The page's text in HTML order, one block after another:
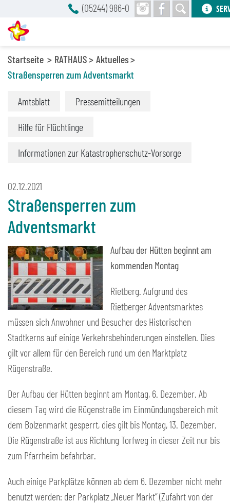
Startseite RATHAUS
Aktuelles
Straßensperren zum Adventsmarkt
Amtsblatt Pressemitteilungen
Hilfe für Flüchtlinge
Informationen zur Katastrophenschutz-Vorsorge
02.12.2021
Straßensperren zum
Adventsmarkt
Aufbau der Hütten beginnt am
kommenden Montag
Rietberg. Aufgrund des
Rietberger Adventsmarktes
müssen sich Anwohner und Besucher des Historischen
Stadtkerns auf einige Verkehrsbehinderungen einstellen. Dies
gilt vor allem für den Bereich rund um den Marktplatz
Rügenstraße.
Der Aufbau der Hütten beginnt am Montag, 6. Dezember. Ab
diesem Tag wird die Rügenstraße im Einmündungsbereich mit
dem Bolzenmarkt gesperrt, dies gilt bis Montag, 13. Dezember.
Die Rügenstraße ist aus Richtung Torfweg in dieser Zeit nur bis
zum Pfarrheim befahrbar.
Auch einige Parkplätze können ab dem 6. Dezember nicht mehr
benutzt werden: der Parkplatz „Neuer Markt“ (Zufahrt von der
(05244) 986-0